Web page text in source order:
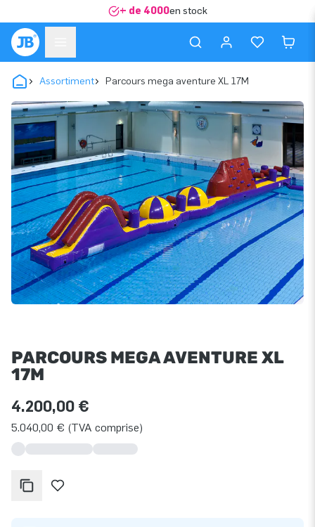
+ de 4000en stock
Assortiment Parcours mega aventure XL 17M
PARCOURS MEGA AVENTURE XL
17M
4.200,00 €
5.040,00 € (TVA comprise)